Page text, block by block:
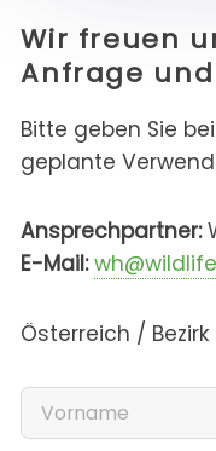
Wir freuen
Anfrage
Bitte geben Sie
geplante
Ansprechpartner:
E-Mail:
Österreich / Bezirk